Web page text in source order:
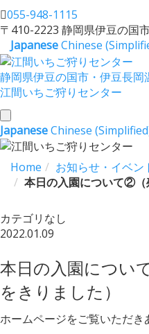
055-948-1115
〒410-2223 静岡県伊豆の国
JapaneseChinese
静岡県伊豆の国市・伊豆長岡
江間いちご狩りセンター
toggle
navigation
JapaneseChinese
Home
お知らせ・イベン
本日の入園について②（
カテゴリなし
2022.01.09
本日の入園につい
をきりました）
ホームページをご覧いただき